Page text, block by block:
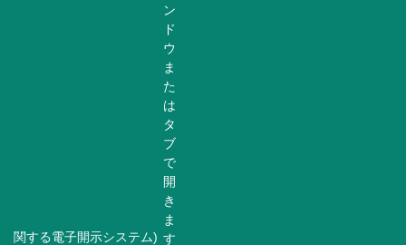
関する電子開示システム)